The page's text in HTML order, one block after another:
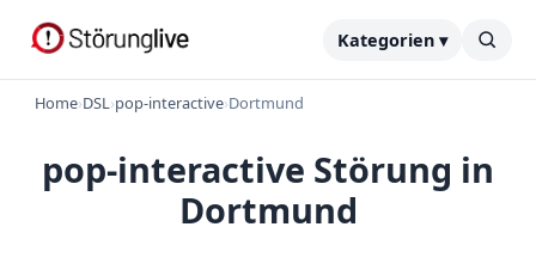
Kategorien ▾
Home›DSL›pop-interactive›Dortmund
pop-interactive Störung in
Dortmund